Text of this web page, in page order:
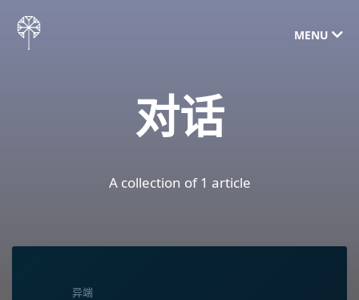
MENU
对话
A collection of 1 article
异端